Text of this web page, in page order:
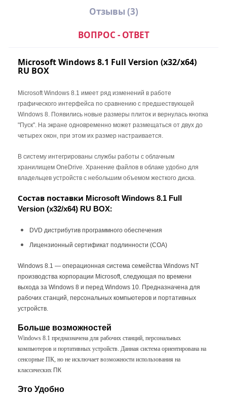
Отзывы (3)
ВОПРОС - ОТВЕТ
Состав поставки Microsoft
Windows 8.1 Full Version
(x32/x64) RU BOX
(Коробочная версия):
При покупке Windows 8.1 Full Version
DVD-носитель с дистрибутивом
программного обеспечения, в
Лицензионный сертификат
подлинности (COA)
Что такое BOX версия
BOX
Коробочная версия продукта -
поставляется в фирменной упаковке.
подлинности
Как заказать Коробочную версию
Microsoft Windows 8.1 Full Version
Microsoft Windows 8.1 Full Version (x32/x64)
RU BOX
Microsoft Windows 8.1 имеет ряд изменений в работе
графического интерфейса по сравнению с предшествующей
Windows 8. Появились новые размеры плиток и вернулась кнопка
"Пуск". На экране одновременно может размещаться от двух до
четырех окон, при этом их размер настраивается.
В систему интегрированы службы работы с облачным
хранилищем OneDrive. Хранение файлов в облаке удобно для
владельцев устройств с небольшим объемом жесткого диска.
Состав поставки Microsoft Windows 8.1 Full
Version (x32/x64) RU BOX:
DVD дистрибутив программного обеспечения
Лицензионный сертификат подлинности (COA)
Windows 8.1 — операционная система семейства Windows NT
производства корпорации Microsoft, следующая по времени
выхода за Windows 8 и перед Windows 10. Предназначена для
рабочих станций, персональных компьютеров и портативных
устройств.
Больше возможностей
Windows 8.1 предназначена для рабочих станций, персональных
компьютеров и портативных устройств. Данная система ориентирована на
сенсорные ПК, но не исключает возможности использования на
классических ПК
Это Удобно